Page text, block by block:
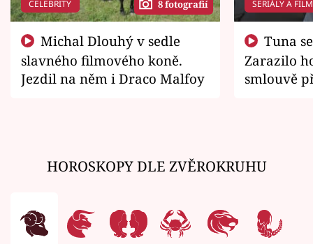
CELEBRITY 8 fotografií
slavného filmového koně.
Jezdil na něm i Draco Malfoy
SERIÁLY A
Zarazilo
smlouvě
HOROSKOPY DLE ZVĚROKRUHU